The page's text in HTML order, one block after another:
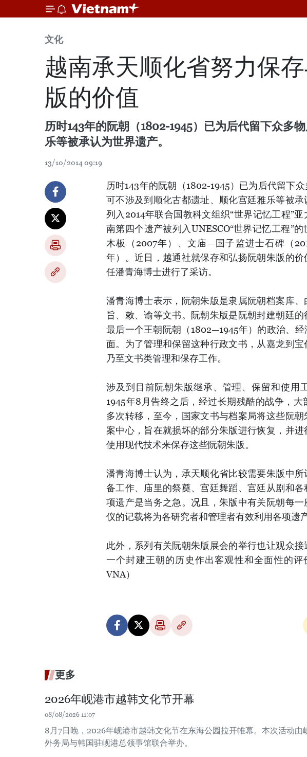
文化
越南承天顺化省努力保
版的价值
历时143年的阮朝（1802-1945）已为后代留下众多
乐等被承认为世界遗产。
13/10/2014 09:19
历时143年的阮朝（1802-1945）已为后代留下
可不涉及到顺化古都遗址、顺化宫廷雅乐等被
列入2014年联合国教科文组织“世界记忆工程”
南第四个遗产被列入UNESCO“世界记忆工程”
木板（2007年）、文庙—国子监进士石碑（
年）。近日，越通社就保存和弘扬阮朝朱版的
任潘青海博士进行了采访。
潘青海博士表示，阮朝朱版是隶属阮朝档案库、
旨、敕、谕等文书。阮朝朱版是阮朝封建朝廷
最后一个王朝阮朝（1802—1945年）的政治、
面。为了管理和保留这种行政文书，从嘉龙到
乃至文书类管理和保存工作。
涉及到目前阮朝朱版继承、管理、保留和使用
1945年8月告终之后，经过长期残酷的战争，
多次转移，至今，国家文书与档案局将这些阮
案中心，旨在就损坏的部分朱版进行恢复，并
使用现代技术来保存这些阮朝朱版。
潘青海博士认为，承天顺化省比较需要朱版中
备工作、庙里的祭奠、宫廷舞蹈、宫廷从剧和
项遗产是当务之急。况且，朱版中有关阮朝每
仪的记载将为各研究者和管理者有效利用各项遗产
此外，系列有关阮朝朱版展会的举行也让观众
一个封建王朝的历史作出客观性和全面性的
VNA）
更多
2026年岘港市越韩文化节开幕
08/08/2026 11:07
8月7日晚，2026年岘港市越韩文化节在东海公园拉开帷幕。本次活动由
外务局与韩国驻岘港总领事馆联合举办。